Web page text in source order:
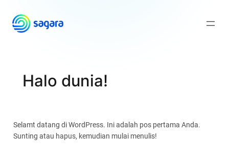
content
Halo dunia!
Selamt datang di WordPress. Ini adalah pos pertama Anda.
Sunting atau hapus, kemudian mulai menulis!